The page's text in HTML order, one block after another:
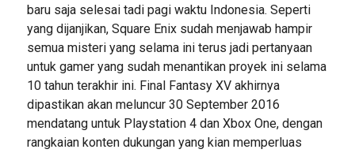
baru saja selesai tadi pagi waktu Indonesia. Seperti
yang dijanjikan, Square Enix sudah menjawab hampir
semua misteri yang selama ini terus jadi pertanyaan
untuk gamer yang sudah menantikan proyek ini selama
10 tahun terakhir ini. Final Fantasy XV akhirnya
dipastikan akan meluncur 30 September 2016
mendatang untuk Playstation 4 dan Xbox One, dengan
rangkaian konten dukungan yang kian memperluas